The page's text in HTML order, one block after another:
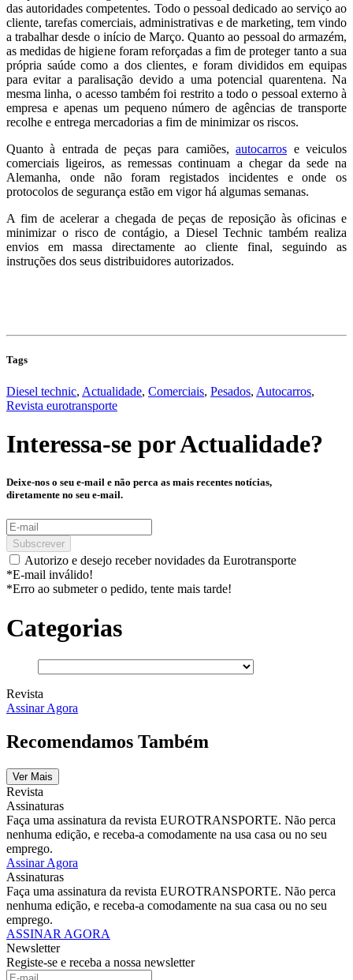
das autoridades competentes. Todo o pessoal dedicado ao serviço ao
cliente, tarefas comerciais, administrativas e de marketing, tem vindo
a trabalhar desde o início de Março. Quanto ao pessoal do armazém,
as medidas de higiene foram reforçadas a fim de proteger tanto a sua
própria saúde como a dos clientes, e foram divididos em equipas
para evitar a paralisação devido a uma potencial quarentena. Na
mesma linha, o acesso também foi restrito a todo o pessoal externo à
empresa e apenas um pequeno número de agências de transporte
recolhe e entrega mercadorias a fim de minimizar os riscos.
Quanto à entrada de peças para camiões,autocarros e veiculos
comerciais ligeiros, as remessas continuam a chegar da sede na
Alemanha, onde não foram registados incidentes e onde os
protocolos de segurança estão em vigor há algumas semanas.
A fim de acelerar a chegada de peças de reposição às oficinas e
minimizar o risco de contágio, a Diesel Technic também realiza
envios em massa directamente ao cliente final, seguindo as
instruções dos seus distribuidores autorizados.
Tags
Diesel technic, Actualidade, Comerciais, Pesados, Autocarros,
Revista eurotransporte
Interessa-se porActualidade?
Deixe-nos o seu e-mail e não perca as mais recentes notícias,
diretamente no seu e-mail.
Subscrever
Autorizo e desejo receber novidades da Eurotransporte
*E-mail inválido!
*Erro ao submeter o pedido, tente mais tarde!
Categorias
Revista
Assinar Agora
Recomendamos Também
Ver Mais
Revista
Assinaturas
Faça uma assinatura da revista EUROTRANSPORTE. Não perca
nenhuma edição, e receba-a comodamente na usa casa ou no seu
emprego.
Assinar Agora
Assinaturas
Faça uma assinatura da revista EUROTRANSPORTE. Não perca
nenhuma edição, e receba-a comodamente na sua casa ou no seu
emprego.
ASSINAR AGORA
Newsletter
Registe-se e receba a nossa newsletter